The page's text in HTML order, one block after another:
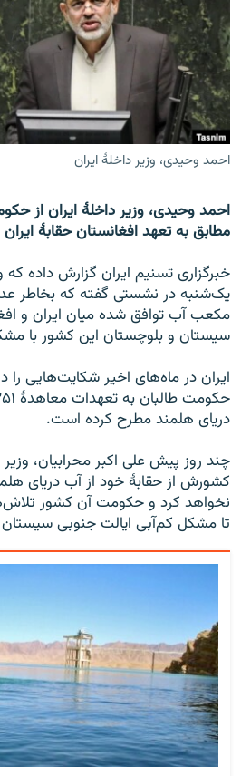
بحران مهاجرت
'کووید-۱۹'
تماس
صفحه پشتو
Azadi English
به ما بپیوندید
همۀ سایت‌های رادیو آزادی/ رادیو
احمد وحیدی، وزیر داخلۀ ایران
احمد وحیدی، وزیر داخلۀ ایران از
مطابق به تعهد افغانستان حقابۀ
خبرگزاری تسنیم ایران گزارش داده که
مکعب آب توافق شده میان ایران و
سیستان و بلوچستان این کشور با
ایران در ماه‌های اخیر شکایت‌هایی را
دریای هلمند مطرح کرده است.
چند روز پیش علی اکبر محرابیان،
کشورش از حقابۀ خود از آب دریای
نخواهد کرد و حکومت آن کشور
تا مشکل کم‌آبی ایالت جنوبی